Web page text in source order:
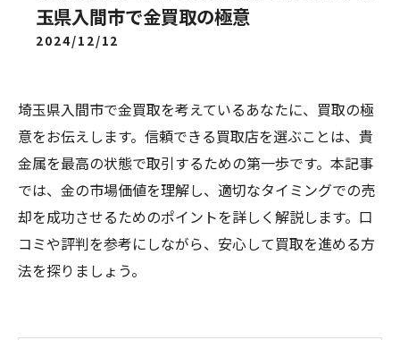
玉県入間市で金買取の極意
2024/12/12
埼玉県入間市で金買取を考えているあなたに、買取の極
意をお伝えします。信頼できる買取店を選ぶことは、貴
金属を最高の状態で取引するための第一歩です。本記事
では、金の市場価値を理解し、適切なタイミングでの売
却を成功させるためのポイントを詳しく解説します。口
コミや評判を参考にしながら、安心して買取を進める方
法を探りましょう。